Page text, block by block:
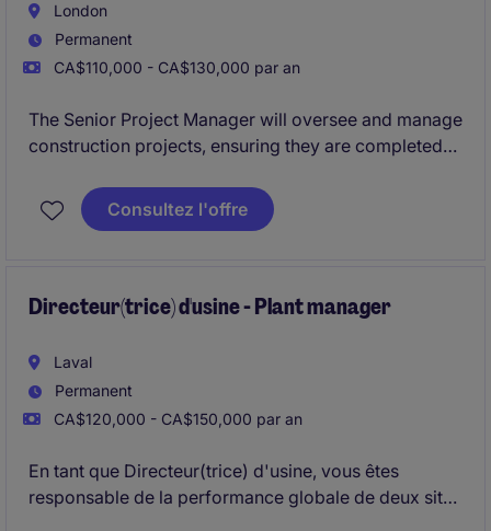
London
Permanent
CA$110,000 - CA$130,000 par an
The Senior Project Manager will oversee and manage
construction projects, ensuring they are completed
standards. This role requires a strong understanding
of construction processes and the ability to lead
Consultez l'offre
Directeur(trice) d'usine - Plant manager
Laval
Permanent
CA$120,000 - CA$150,000 par an
En tant que Directeur(trice) d'usine, vous êtes
responsable de la performance globale de deux sites